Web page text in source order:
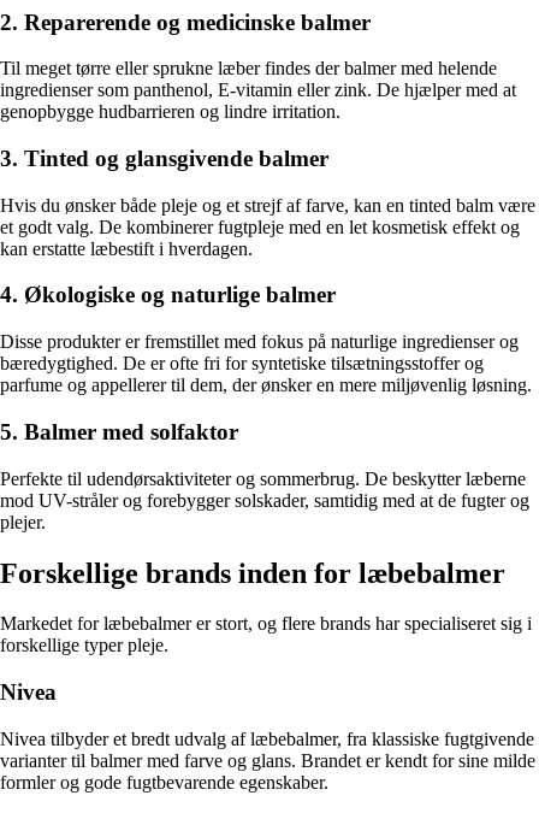
2. Reparerende og medicinske balmer
Til meget tørre eller sprukne læber findes der balmer med helende
ingredienser som panthenol, E-vitamin eller zink. De hjælper med at
genopbygge hudbarrieren og lindre irritation.
3. Tinted og glansgivende balmer
Hvis du ønsker både pleje og et strejf af farve, kan en tinted balm være
et godt valg. De kombinerer fugtpleje med en let kosmetisk effekt og
kan erstatte læbestift i hverdagen.
4. Økologiske og naturlige balmer
Disse produkter er fremstillet med fokus på naturlige ingredienser og
bæredygtighed. De er ofte fri for syntetiske tilsætningsstoffer og
parfume og appellerer til dem, der ønsker en mere miljøvenlig løsning.
5. Balmer med solfaktor
Perfekte til udendørsaktiviteter og sommerbrug. De beskytter læberne
mod UV-stråler og forebygger solskader, samtidig med at de fugter og
plejer.
Forskellige brands inden for læbebalmer
Markedet for læbebalmer er stort, og flere brands har specialiseret sig i
forskellige typer pleje.
Nivea
Nivea tilbyder et bredt udvalg af læbebalmer, fra klassiske fugtgivende
varianter til balmer med farve og glans. Brandet er kendt for sine milde
formler og gode fugtbevarende egenskaber.